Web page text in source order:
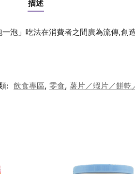
描述
」吃法在消費者之間廣為流傳,創
: 飲食專區, 零食, 薯片／蝦片／餅乾